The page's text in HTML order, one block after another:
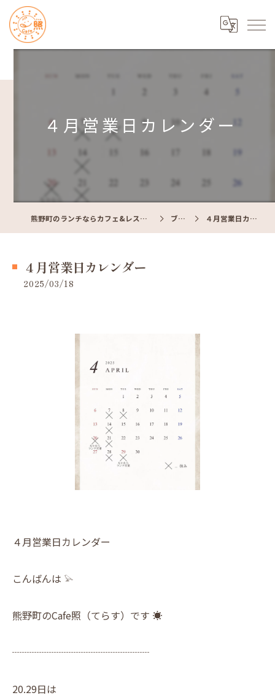
４月営業日カレンダー
熊野町のランチならカフェ&レストラン Cafe照 ブログ ４月営業日カレンダー
４月営業日カレンダー
2025/03/18
４月営業日カレンダー
こんばんは 𓅫
熊野町のCafe照（てらす）です ☀︎
┈┈┈┈┈┈┈┈┈┈┈┈┈┈
20.29日は